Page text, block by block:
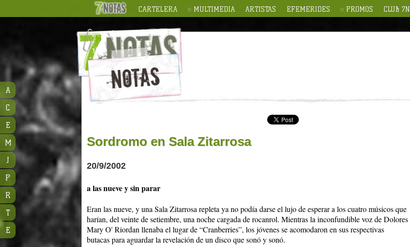
CARTELERA MULTIMEDIA ARTISTAS EFEMERIDES PROMOS CLUB 7N
Sordromo en Sala Zitarrosa
20/9/2002
a las nueve y sin parar
Eran las nueve, y una Sala Zitarrosa repleta ya no podía darse el lujo de esperar a los cuatro músicos que
harían, del veinte de setiembre, una noche cargada de rocanrol. Mientras la inconfundible voz de Dolores
Mary O' Riordan llenaba el lugar de “Cranberries”, los jóvenes se acomodaron en sus respectivas
butacas para aguardar la revelación de un disco que sonó y sonó.
A
C
E
M
J
P
R
T
E